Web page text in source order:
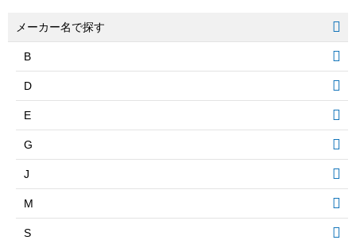
メーカー名で探す
B
D
E
G
J
M
S